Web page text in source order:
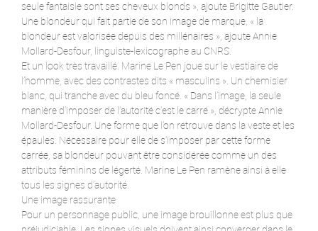
seule fantaisie sont ses cheveux blonds », ajoute Brigitte Gautier.
Une blondeur qui fait partie de son image de marque, « la
blondeur est valorisée depuis des millénaires », ajoute Annie
Mollard-Desfour, linguiste-lexicographe au CNRS.
Et un look très travaillé. Marine Le Pen joue sur le vestiaire de
l’homme, avec des contrastes dits « masculins ». Un chemisier
blanc, qui tranche avec du bleu foncé. « Dans l’image, la seule
manière d’imposer de l’autorité c’est le carré », décrypte Annie
Mollard-Desfour. Une forme que l’on retrouve dans la veste et les
épaules. Nécessaire pour elle de s’imposer par cette forme
carrée, sa blondeur pouvant être considérée comme un des
attributs féminins de légerté. Marine Le Pen ramène ainsi à elle
tous les signes d’autorité.
Une image rassurante
Pour un personnage public, une image brouillonne est plus que